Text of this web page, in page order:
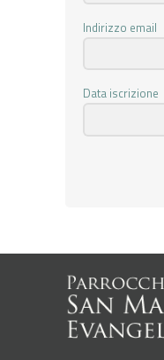
Indirizzo email
Data iscrizione